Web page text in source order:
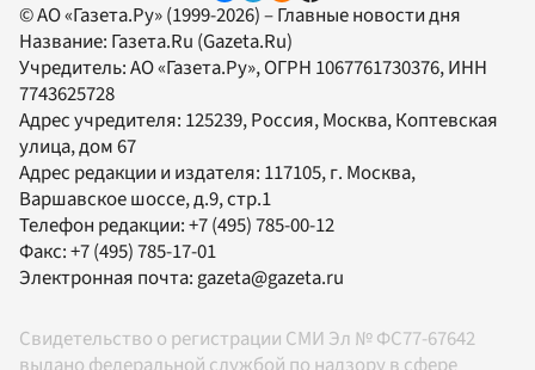
© АО «Газета.Ру» (1999-2026) – Главные новости дня
Название: Газета.Ru (Gazeta.Ru)
Учредитель:АО «Газета.Ру», ОГРН 1067761730376, ИНН
7743625728
Адрес учредителя: 125239, Россия, Москва, Коптевская
улица, дом 67
Адрес редакции и издателя: 117105, г. Москва,
Варшавское шоссе, д.9, стр.1
Телефон редакции:+7 (495) 785-00-12
Факс:+7 (495) 785-17-01
Электронная почта:gazeta@gazeta.ru
Свидетельство о регистрации СМИ Эл № ФС77-67642